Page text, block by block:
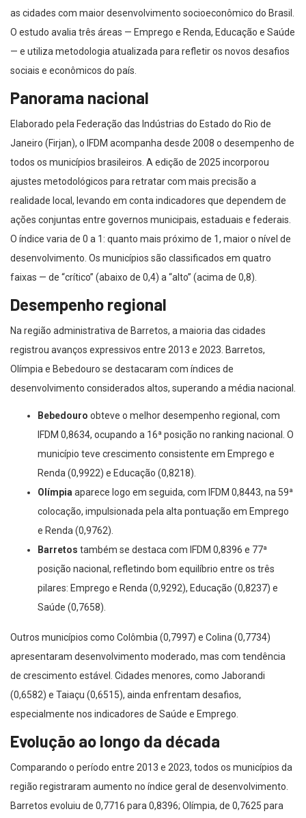
as cidades com maior desenvolvimento socioeconômico do Brasil.
O estudo avalia três áreas — Emprego e Renda, Educação e Saúde
— e utiliza metodologia atualizada para refletir os novos desafios
sociais e econômicos do país.
Panorama nacional
Elaborado pela Federação das Indústrias do Estado do Rio de
Janeiro (Firjan), o IFDM acompanha desde 2008 o desempenho de
todos os municípios brasileiros. A edição de 2025 incorporou
ajustes metodológicos para retratar com mais precisão a
realidade local, levando em conta indicadores que dependem de
ações conjuntas entre governos municipais, estaduais e federais.
O índice varia de 0 a 1: quanto mais próximo de 1, maior o nível de
desenvolvimento. Os municípios são classificados em quatro
faixas — de “crítico” (abaixo de 0,4) a “alto” (acima de 0,8).
Desempenho regional
Na região administrativa de Barretos, a maioria das cidades
registrou avanços expressivos entre 2013 e 2023. Barretos,
Olímpia e Bebedouro se destacaram com índices de
desenvolvimento considerados altos, superando a média nacional.
Bebedouro obteve o melhor desempenho regional, com
IFDM 0,8634, ocupando a 16ª posição no ranking nacional. O
município teve crescimento consistente em Emprego e
Renda (0,9922) e Educação (0,8218).
Olímpia aparece logo em seguida, com IFDM 0,8443, na 59ª
colocação, impulsionada pela alta pontuação em Emprego
e Renda (0,9762).
Barretos também se destaca com IFDM 0,8396 e 77ª
posição nacional, refletindo bom equilíbrio entre os três
pilares: Emprego e Renda (0,9292), Educação (0,8237) e
Saúde (0,7658).
Outros municípios como Colômbia (0,7997) e Colina (0,7734)
apresentaram desenvolvimento moderado, mas com tendência
de crescimento estável. Cidades menores, como Jaborandi
(0,6582) e Taiaçu (0,6515), ainda enfrentam desafios,
especialmente nos indicadores de Saúde e Emprego.
Evolução ao longo da década
Comparando o período entre 2013 e 2023, todos os municípios da
região registraram aumento no índice geral de desenvolvimento.
Barretos evoluiu de 0,7716 para 0,8396; Olímpia, de 0,7625 para